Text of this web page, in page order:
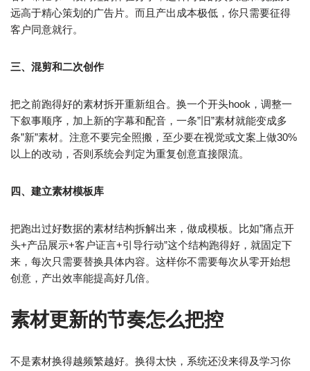
远高于精心策划的广告片。而且产出成本极低，你只需要征得
客户同意就行。
三、混剪和二次创作
把之前跑得好的素材拆开重新组合。换一个开头hook，调整一
下叙事顺序，加上新的字幕和配音，一条”旧”素材就能变成多
条”新”素材。注意不要完全照搬，至少要在视觉或文案上做30%
以上的改动，否则系统会判定为重复创意直接限流。
四、建立素材模板库
把跑出过好数据的素材结构拆解出来，做成模板。比如”痛点开
头+产品展示+客户证言+引导行动”这个结构跑得好，就固定下
来，每次只需要替换具体内容。这样你不需要每次从零开始想
创意，产出效率能提高好几倍。
素材更新的节奏怎么把控
不是素材换得越频繁越好。换得太快，系统还没来得及学习你